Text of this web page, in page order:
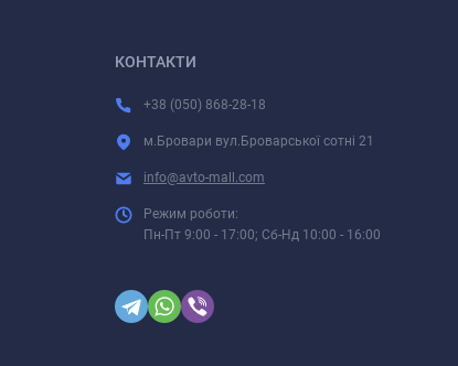
КОНТАКТИ
+38 (050) 868-28-18
м.Бровари вул.Броварської сотні 21
info@avto-mall.com
Режим роботи:
Пн-Пт 9:00 - 17:00; Сб-Нд 10:00 - 16:00